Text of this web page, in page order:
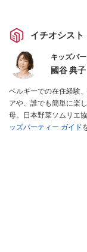
イチオシスト
キッズパ
國谷 典子
ベルギーでの在住経験
アや、誰でも簡単に楽
母。日本野菜ソムリエ
ッズパーティー ガイド